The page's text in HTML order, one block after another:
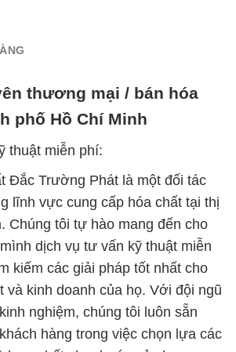
thương mại / bán hóa
phố Hồ Chí Minh
thuật miễn phí:
Đắc Trường Phát là một đối tác
lĩnh vực cung cấp hóa chất tại thị
Chúng tôi tự hào mang đến cho
dịch vụ tư vấn kỹ thuật miễn
kiếm các giải pháp tốt nhất cho
và kinh doanh của họ. Với đội ngũ
nghiệm, chúng tôi luôn sẵn
hàng trong việc chọn lựa các